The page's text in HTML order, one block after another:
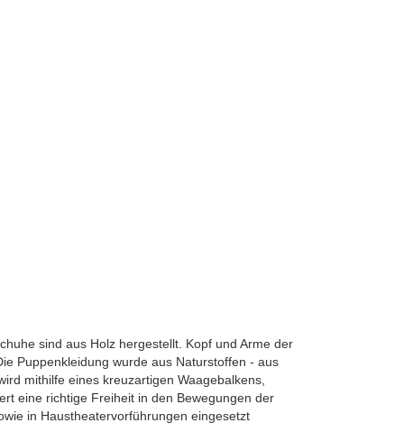
sind aus Holz hergestellt. Kopf und Arme der
Puppenkleidung wurde aus Naturstoffen - aus
mithilfe eines kreuzartigen Waagebalkens,
eine richtige Freiheit in den Bewegungen der
in Haustheatervorführungen eingesetzt